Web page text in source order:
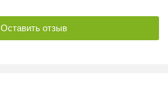
Оставить отзыв